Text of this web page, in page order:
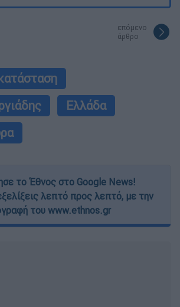
επόμενο
άρθρο
Ελλάδα
το Έθνος στο Google News!
λεπτό προς λεπτό, με την
του www.ethnos.gr